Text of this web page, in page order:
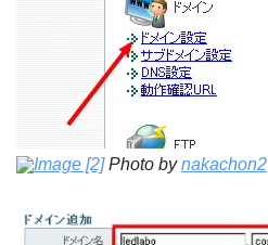
Image [2]Photo bynakachon2